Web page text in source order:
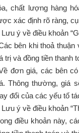
chất lượng hàng
xác định rõ ràng,
Lưu ý về điều khoản
bên khi thoả
trị và đồng tiền thanh
đơn giá, các bên
Thông thường, giá
đổi của các yếu tố
Lưu ý về điều khoản
điều khoản này,